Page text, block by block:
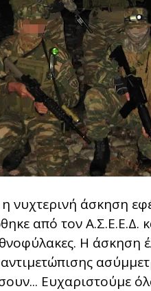
νυχτερινή άσκηση
από τον Α.Σ.Ε.Ε.Δ.
Η
Ευχαριστούμε